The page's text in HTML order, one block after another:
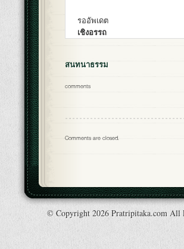
รออัพเดต
เชิงอรรถ
สนทนาธรรม
comments
Comments are closed.
© Copyright 2026 Pratripitaka.com All